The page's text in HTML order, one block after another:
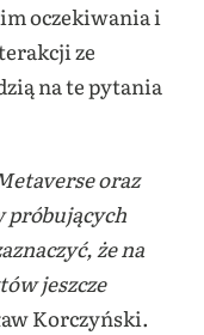
oczekiwania i
ze
na te pytania
oraz
próbujących
że na
jeszcze
Korczyński.